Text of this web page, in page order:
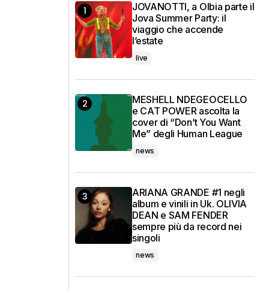
JOVANOTTI, a Olbia parte il
Jova Summer Party: il
viaggio che accende
l’estate
live
MESHELL NDEGEOCELLO
e CAT POWER ascolta la
cover di “Don’t You Want
Me” degli Human League
news
ARIANA GRANDE #1 negli
album e vinili in Uk. OLIVIA
DEAN e SAM FENDER
sempre più da record nei
singoli
news